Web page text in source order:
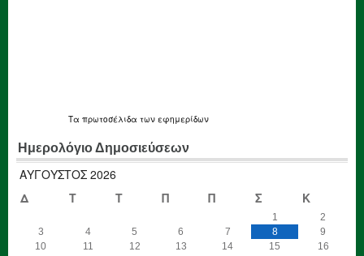
Τα πρωτοσέλιδα των εφημερίδων
Ημερολόγιο Δημοσιεύσεων
ΑΎΓΟΥΣΤΟΣ 2026
Δ
Τ Τ Π Π Σ Κ
1
2
3
4 5 6 7 8
9
10
11 12 13 14 15
16